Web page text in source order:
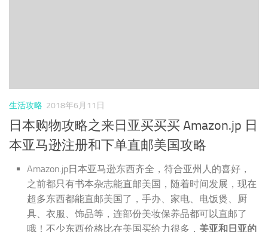
生活攻略 2018年6月11日
日本购物攻略之来日亚买买买 Amazon.jp 日
本亚马逊注册和下单直邮美国攻略
Amazon.jp日本亚马逊东西齐全，符合亚州人的喜好，
之前都只有书本杂志能直邮美国，随着时间发展，现在
超多东西都能直邮美国了，手办、家电、电饭煲、厨
具、衣服、饰品等，连部份美妆保养品都可以直邮了
哦！不少东西价格比在美国买给力很多， 美亚和日亚的